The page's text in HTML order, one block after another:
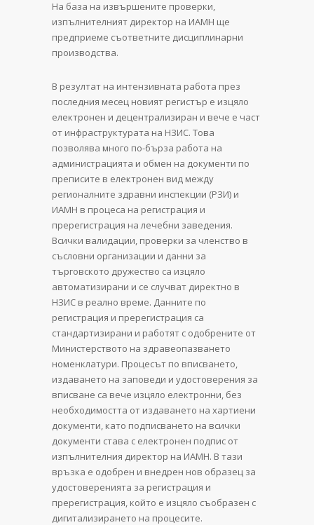
На база на извършените проверки,
изпълнителният директор на ИАМН ще
предприеме съответните дисциплинарни
производства.
В резултат на интензивната работа през
последния месец новият регистър е изцяло
електронен и децентрализиран и вече е част
от инфраструктурата на НЗИС. Това
позволява много по-бърза работа на
администрацията и обмен на документи по
преписите в електронен вид между
регионалните здравни инспекции (РЗИ) и
ИАМН в процеса на регистрация и
пререгистрация на лечебни заведения.
Всички валидации, проверки за членство в
съсловни организации и данни за
търговското дружество са изцяло
автоматизирани и се случват директно в
НЗИС в реално време. Данните по
регистрация и пререгистрация са
стандартизирани и работят с одобрените от
Министерството на здравеопазването
номенклатури. Процесът по вписването,
издаването на заповеди и удостоверения за
вписване са вече изцяло електронни, без
необходимостта от издаването на хартиени
документи, като подписването на всички
документи става с електронен подпис от
изпълнителния директор на ИАМН. В тази
връзка е одобрен и внедрен нов образец за
удостоверенията за регистрация и
пререгистрация, който е изцяло съобразен с
дигитализирането на процесите.